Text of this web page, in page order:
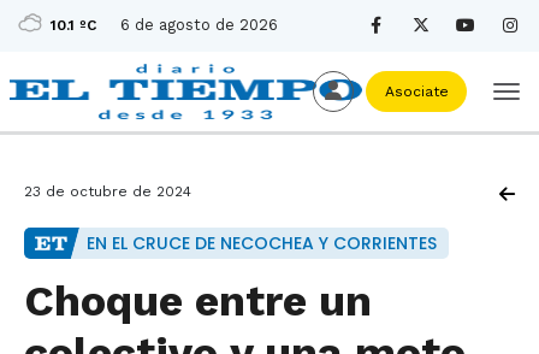
10.1 ºC 6 de agosto de 2026
Asociate
23 de octubre de 2024
EN EL CRUCE DE NECOCHEA Y CORRIENTES
Choque entre un